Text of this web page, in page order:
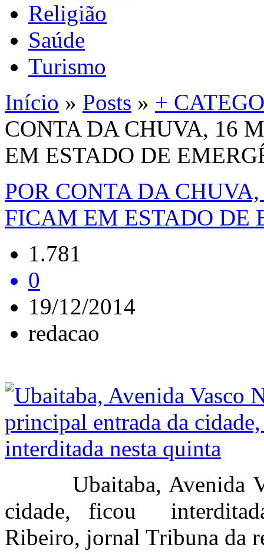
Religião
Saúde
Turismo
Início » Posts » +
CONTA DA CHUVA, 16
EM ESTADO DE
POR CONTA DA
FICAM EM ESTADO DE
1.781
0
19/12/2014
redacao
Ubaitaba, Avenida
cidade, ficou
Ribeiro, jornal Tribuna da